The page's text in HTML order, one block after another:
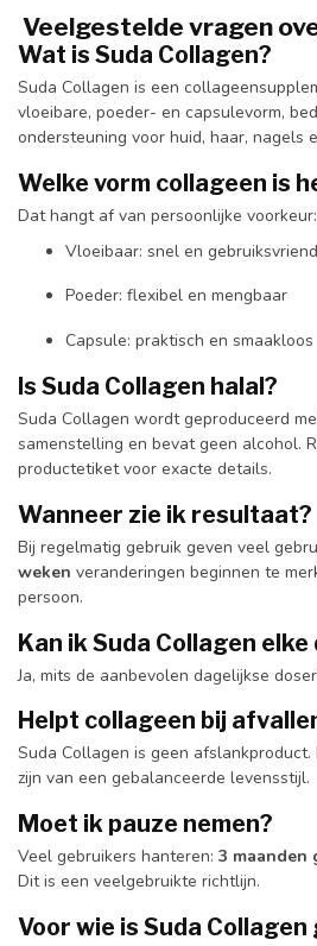
Veelgestelde vragen
Wat is Suda Collagen?
Suda Collagen is een
vloeibare, poeder- en capsulevorm,
ondersteuning voor huid, haar, nagels
Welke vorm collageen is
Dat hangt af van persoonlijke voorkeur:
Vloeibaar: snel en
Poeder: flexibel en mengbaar
Capsule: praktisch en smaakloos
Is Suda Collagen halal?
Suda Collagen wordt geproduceerd
samenstelling en bevat geen alcohol.
productetiket voor exacte details.
Wanneer zie ik resultaat?
Bij regelmatig gebruik geven veel
weken veranderingen beginnen te
persoon.
Kan ik Suda Collagen
Ja, mits de aanbevolen dagelijkse
Helpt collageen bij
Suda Collagen is geen
zijn van een gebalanceerde levensstijl.
Moet ik pauze nemen?
Veel gebruikers hanteren: 3 maanden
Dit is een veelgebruikte richtlijn.
Voor wie is Suda